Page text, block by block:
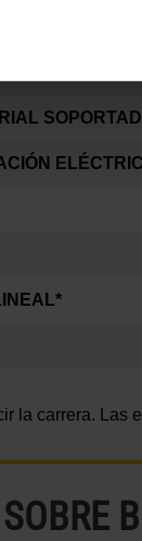
DEL
MATERIAL
la carrera. Las